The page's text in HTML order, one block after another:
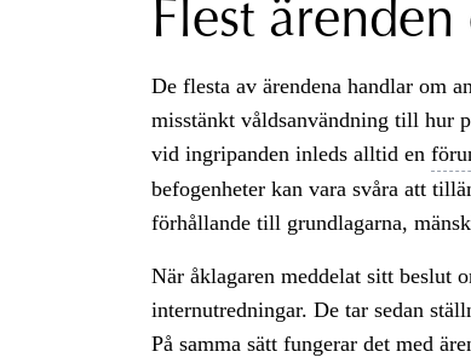
Flest
De flesta av ärendena handlar om
misstänkt våldsanvändning till hur
vid ingripanden inleds alltid en
befogenheter kan vara svåra att
förhållande till grundlagarna,
När åklagaren meddelat sitt beslut
internutredningar. De tar sedan
På samma sätt fungerar det med